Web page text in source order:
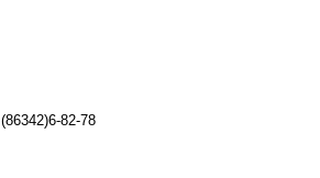
(86342)6-82-78